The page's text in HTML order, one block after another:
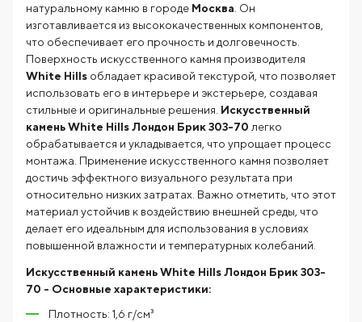
натуральному камню в городе Москва . Он
изготавливается из высококачественных компонентов,
что обеспечивает его прочность и долговечность.
Поверхность искусственного камня производителя
White Hills обладает красивой текстурой, что позволяет
использовать его в интерьере и экстерьере, создавая
стильные и оригинальные решения. Искусственный
камень White Hills Лондон Брик 303-70 легко
обрабатывается и укладывается, что упрощает процесс
монтажа. Применение искусственного камня позволяет
достичь эффектного визуального результата при
относительно низких затратах. Важно отметить, что этот
материал устойчив к воздействию внешней среды, что
делает его идеальным для использования в условиях
повышенной влажности и температурных колебаний.
Искусственный камень White Hills Лондон Брик 303-
70 - Основные характеристики:
Плотность: 1,6 г/см³